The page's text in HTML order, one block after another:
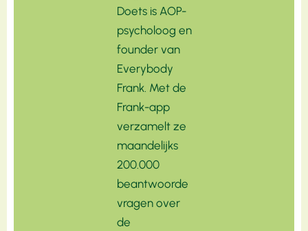
Doets is AOP-
psycholoog en
founder van
Everybody
Frank. Met de
Frank-app
verzamelt ze
maandelijks
200.000
beantwoorde
vragen over
de